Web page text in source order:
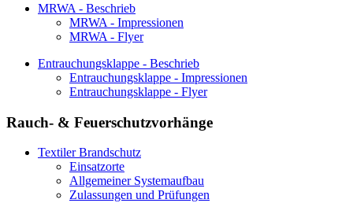
MRWA - Beschrieb
MRWA - Impressionen
MRWA - Flyer
Entrauchungsklappe - Beschrieb
Entrauchungsklappe - Impressionen
Entrauchungsklappe - Flyer
Rauch- & Feuerschutzvorhänge
Textiler Brandschutz
Einsatzorte
Allgemeiner Systemaufbau
Zulassungen und Prüfungen